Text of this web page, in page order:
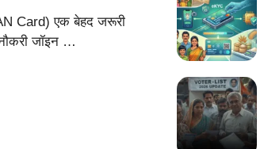
Card) एक बेहद जरूरी
जॉइन …